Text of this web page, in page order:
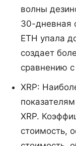
волны
30-дневная
ETH упала
создает
сравнению
XRP:
XRP.
стоимость,